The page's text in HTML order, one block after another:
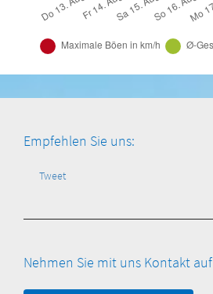
Empfehlen Sie uns:
Tweet
Nehmen Sie mit uns Kontakt auf